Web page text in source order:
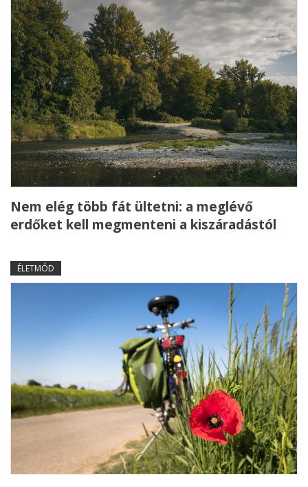
Nem elég több fát ültetni: a meglévő
erdőket kell megmenteni a kiszáradástól
ÉLETMÓD